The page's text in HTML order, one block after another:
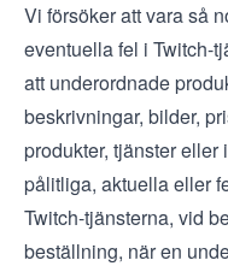
Vi försöker att vara så
eventuella fel i Twitch-
att underordnade
beskrivningar, bilder,
produkter, tjänster
pålitliga, aktuella eller
Twitch-tjänsterna, vid
beställning, när en